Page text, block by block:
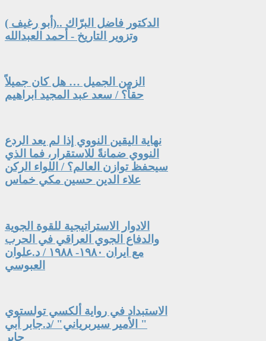
الدكتور فاضل البرّاك ..(أبو رغيف )
وتزوير التاريخ - أحمد العبدالله
الزمن الجميل … هل كان جميلاً
حقاً؟ / سعد عبد المجيد ابراهيم
نهاية اليقين النووي إذا لم يعد الردع
النووي ضمانةً للاستقرار، فما الذي
سيحفظ توازن العالم؟ / اللواء الركن
علاء الدين حسين مكي خماس
الادوار الاستراتيجية للقوة الجوية
والدفاع الجوي العراقي في الحرب
مع ايران ١٩٨٠- ١٩٨٨ / د.علوان
العبوسي
الاستبداد في رواية ألكسي تولستوي
" الأمير سيربرياني" /د.جابر أبي
جابر